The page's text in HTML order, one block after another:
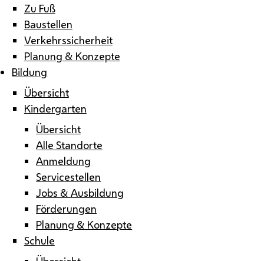
Zu Fuß
Baustellen
Verkehrssicherheit
Planung & Konzepte
Bildung
Übersicht
Kindergarten
Übersicht
Alle Standorte
Anmeldung
Servicestellen
Jobs & Ausbildung
Förderungen
Planung & Konzepte
Schule